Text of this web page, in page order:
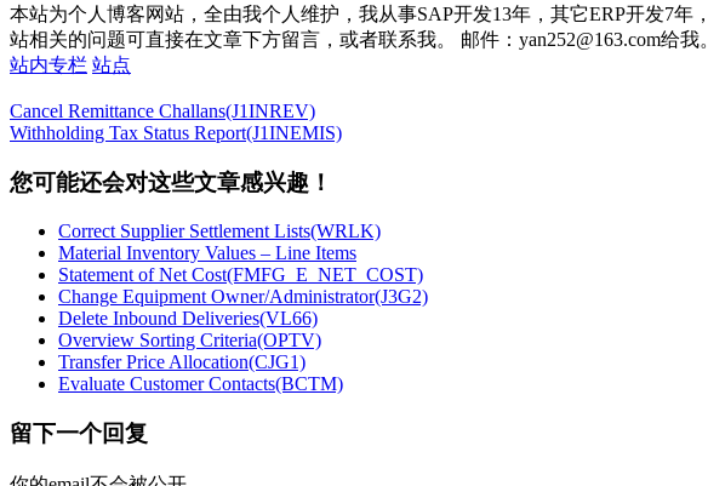
本站为个人博客网站，全由我个人维护，我从事SAP开发13年，其它ERP开发7
站相关的问题可直接在文章下方留言，或者联系我。 邮件：yan252@163.com给我
站内专栏 站点
Cancel Remittance Challans(J1INREV)
Withholding Tax Status Report(J1INEMIS)
您可能还会对这些文章感兴趣！
Correct Supplier Settlement Lists(WRLK)
Material Inventory Values – Line Items
Statement of Net Cost(FMFG_E_NET_COST)
Change Equipment Owner/Administrator(J3G2)
Delete Inbound Deliveries(VL66)
Overview Sorting Criteria(OPTV)
Transfer Price Allocation(CJG1)
Evaluate Customer Contacts(BCTM)
留下一个回复